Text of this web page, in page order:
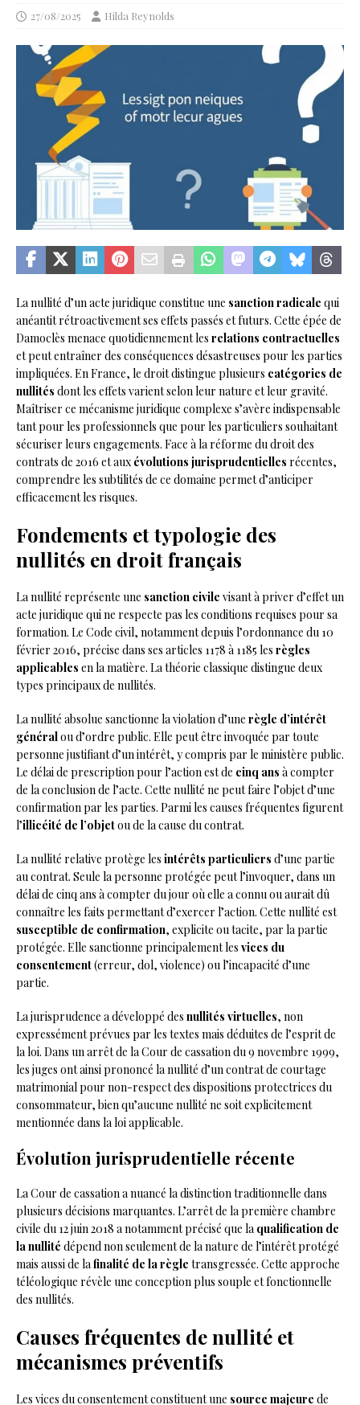
27/08/2025 Hilda Reynolds
La nullité d’un acte juridique constitue une sanction radicale qui
anéantit rétroactivement ses effets passés et futurs. Cette épée de
Damoclès menace quotidiennement les relations contractuelles
et peut entraîner des conséquences désastreuses pour les parties
impliquées. En France, le droit distingue plusieurs catégories de
nullités dont les effets varient selon leur nature et leur gravité.
Maîtriser ce mécanisme juridique complexe s’avère indispensable
tant pour les professionnels que pour les particuliers souhaitant
sécuriser leurs engagements. Face à la réforme du droit des
contrats de 2016 et aux évolutions jurisprudentielles récentes,
comprendre les subtilités de ce domaine permet d’anticiper
efficacement les risques.
Fondements et typologie des
nullités en droit français
La nullité représente une sanction civile visant à priver d’effet un
acte juridique qui ne respecte pas les conditions requises pour sa
formation. Le Code civil, notamment depuis l’ordonnance du 10
février 2016, précise dans ses articles 1178 à 1185 les règles
applicables en la matière. La théorie classique distingue deux
types principaux de nullités.
La nullité absolue sanctionne la violation d’une règle d’intérêt
généralou d’ordre public. Elle peut être invoquée par toute
personne justifiant d’un intérêt, y compris par le ministère public.
Le délai de prescription pour l’action est de cinq ans à compter
de la conclusion de l’acte. Cette nullité ne peut faire l’objet d’une
confirmation par les parties. Parmi les causes fréquentes figurent
l’illicéité de l’objetou de la cause du contrat.
La nullité relative protège les intérêts particuliers d’une partie
au contrat. Seule la personne protégée peut l’invoquer, dans un
délai de cinq ans à compter du jour où elle a connu ou aurait dû
connaître les faits permettant d’exercer l’action. Cette nullité est
susceptible de confirmation, explicite ou tacite, par la partie
protégée. Elle sanctionne principalement les vices du
consentement(erreur, dol, violence) ou l’incapacité d’une
partie.
La jurisprudence a développé des nullités virtuelles, non
expressément prévues par les textes mais déduites de l’esprit de
la loi. Dans un arrêt de la Cour de cassation du 9 novembre 1999,
les juges ont ainsi prononcé la nullité d’un contrat de courtage
matrimonial pour non-respect des dispositions protectrices du
consommateur, bien qu’aucune nullité ne soit explicitement
mentionnée dans la loi applicable.
Évolution jurisprudentielle récente
La Cour de cassation a nuancé la distinction traditionnelle dans
plusieurs décisions marquantes. L’arrêt de la première chambre
civile du 12 juin 2018 a notamment précisé que la qualification de
la nullité dépend non seulement de la nature de l’intérêt protégé
mais aussi de la finalité de la règle transgressée. Cette approche
téléologique révèle une conception plus souple et fonctionnelle
des nullités.
Causes fréquentes de nullité et
mécanismes préventifs
Les vices du consentement constituent une source majeure de